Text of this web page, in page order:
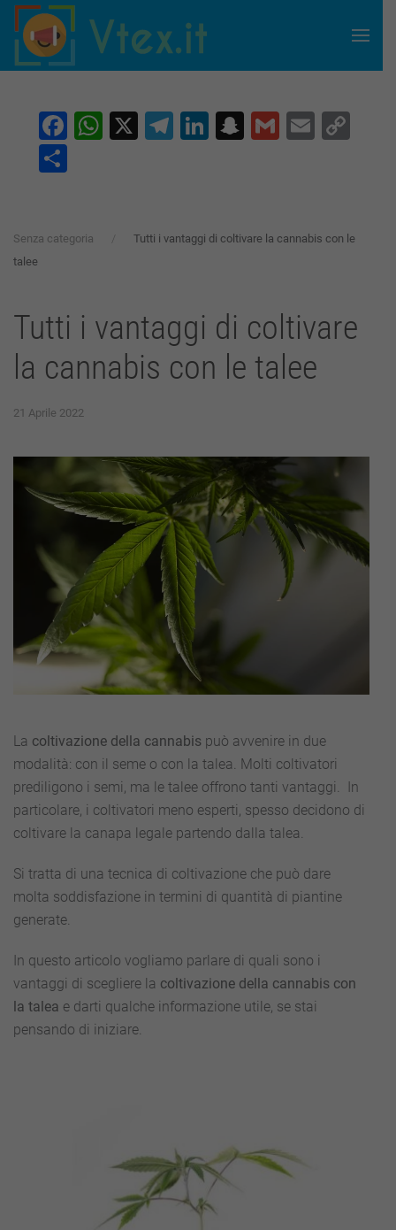
Skip to main content
Facebook
WhatsApp
X Telegram
LinkedIn
Snapchat
GmailEmail
Senza categoria
Tutti i vantaggi di coltivare la cannabis con le
talee
Tutti i vantaggi di coltivare
la cannabis con le talee
21 Aprile 2022
La coltivazione della cannabis può avvenire in due
modalità: con il seme o con la talea. Molti coltivatori
prediligono i semi, ma le talee offrono tanti vantaggi. In
particolare, i coltivatori meno esperti, spesso decidono di
coltivare la canapa legale partendo dalla talea.
Si tratta di una tecnica di coltivazione che può dare
molta soddisfazione in termini di quantità di piantine
generate.
In questo articolo vogliamo parlare di quali sono i
vantaggi di scegliere la coltivazione della cannabis con
la talea e darti qualche informazione utile, se stai
pensando di iniziare.